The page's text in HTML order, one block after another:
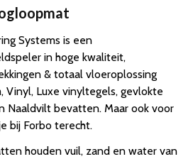
Systems is een
in hoge kwaliteit,
& totaal vloeroplossing
Vinyl, Luxe vinyltegels, gevlokte
Naaldvilt bevatten. Maar ook voor
bij Forbo terecht.
houden vuil, zand en water van